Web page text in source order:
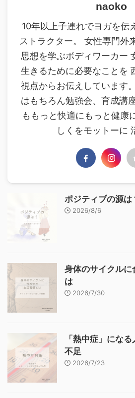
naoko
10年以上子連れでヨガを伝
ストラクター。 女性専門外
思想を学ぶボディワーカー
生きるために必要なことを
視点からお伝えしています
はもちろん勉強会、育成講
ももっと快適にもっと健康
しくをモットーに
ポジティブの源は
2026/8/6
身体のサイクルに
は
2026/7/30
「熱中症」にな
不足
2026/7/23